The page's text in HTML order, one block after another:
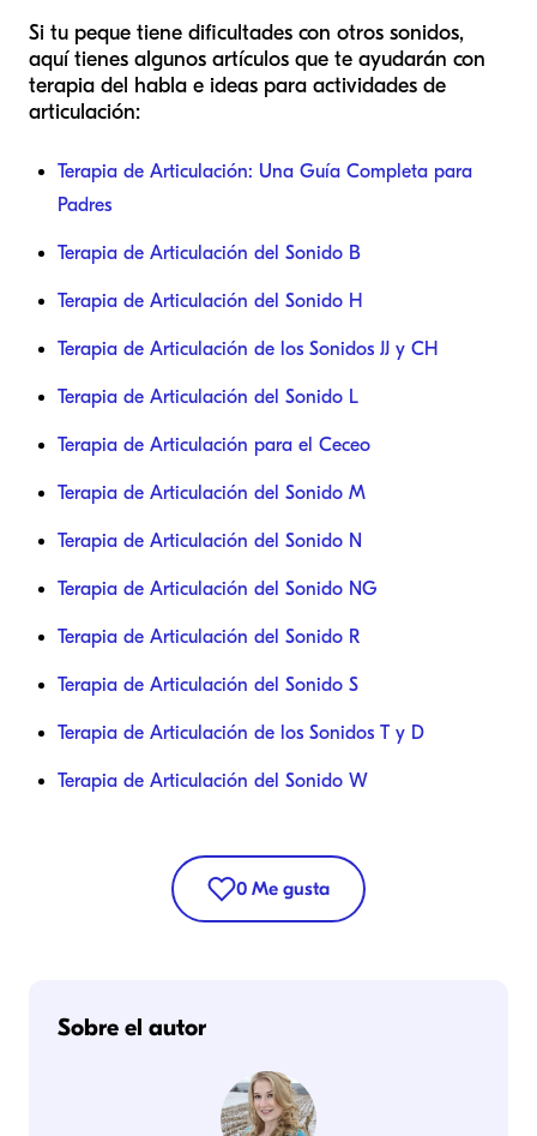
Si tu peque tiene dificultades con otros sonidos,
aquí tienes algunos artículos que te ayudarán con
terapia del habla e ideas para actividades de
articulación:
Terapia de Articulación: Una Guía Completa para
Padres
Terapia de Articulación del Sonido B
Terapia de Articulación del Sonido H
Terapia de Articulación de los Sonidos JJ y CH
Terapia de Articulación del Sonido L
Terapia de Articulación para el Ceceo
Terapia de Articulación del Sonido M
Terapia de Articulación del Sonido N
Terapia de Articulación del Sonido NG
Terapia de Articulación del Sonido R
Terapia de Articulación del Sonido S
Terapia de Articulación de los Sonidos T y D
Terapia de Articulación del Sonido W
0 Me gusta
Sobre el autor